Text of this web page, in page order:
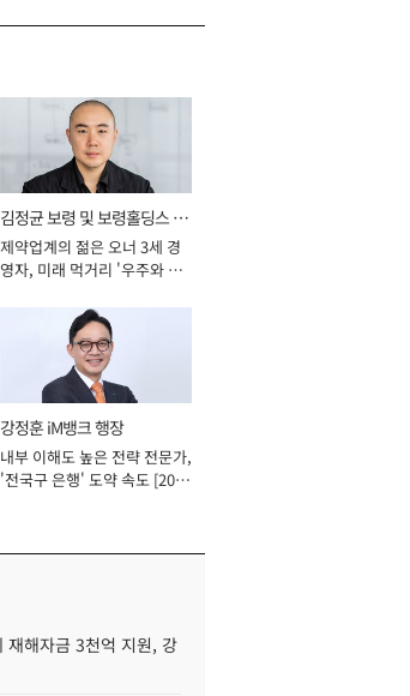
김정균 보령 및 보령홀딩스 대
표이사 사장
제약업계의 젊은 오너 3세 경
영자, 미래 먹거리 '우주와 헬
강정훈 iM뱅크 행장
내부 이해도 높은 전략 전문가,
'전국구 은행' 도약 속도 [2026
재해자금 3천억 지원, 강